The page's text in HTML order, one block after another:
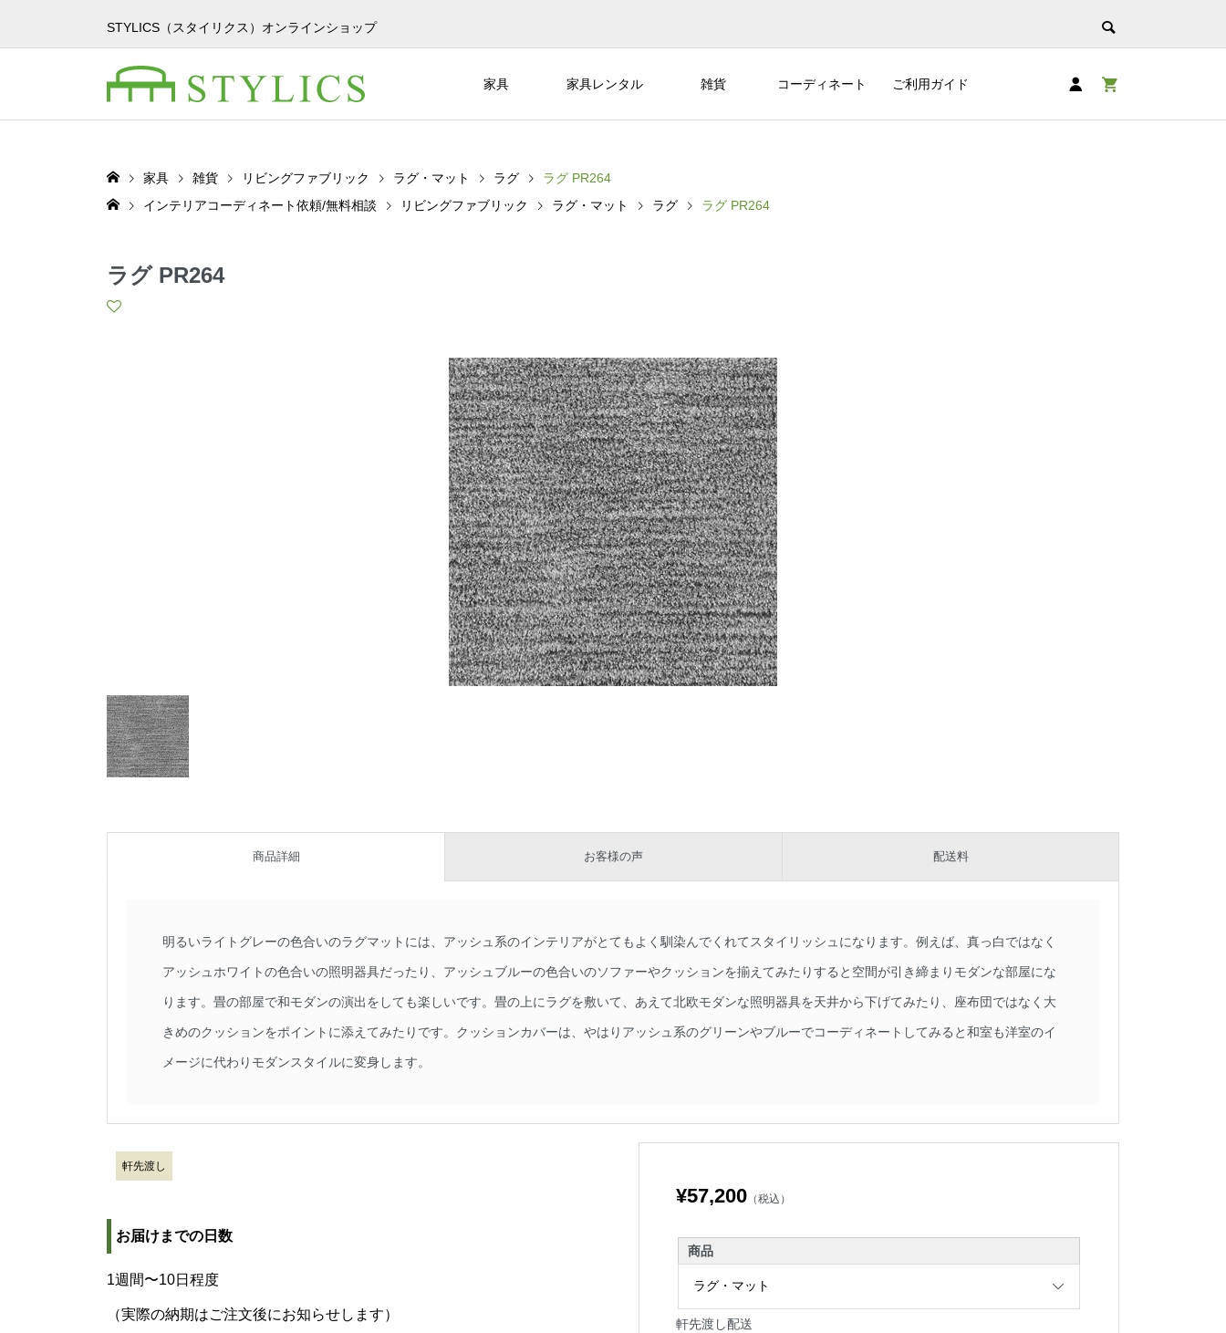
STYLICS（スタイリクス）オンラインショップ
家具 家具レンタル 雑貨 コーディネート ご利用ガイド
家具 雑貨 リビングファブリック ラグ・マット ラグ
ラグ PR264
インテリアコーディネート依頼/無料相談
リビングファブリック ラグ・マット ラグ ラグ PR264
ラグ PR264
商品詳細 お客様の声 配送料
明るいライトグレーの色合いのラグマットには、アッシュ系のインテリアがとてもよく馴染んでくれてスタイリッシュになります。例えば、真っ白ではなく
アッシュホワイトの色合いの照明器具だったり、アッシュブルーの色合いのソファーやクッションを揃えてみたりすると空間が引き締まりモダンな部屋にな
ります。畳の部屋で和モダンの演出をしても楽しいです。畳の上にラグを敷いて、あえて北欧モダンな照明器具を天井から下げてみたり、座布団ではなく大
きめのクッションをポイントに添えてみたりです。クッションカバーは、やはりアッシュ系のグリーンやブルーでコーディネートしてみると和室も洋室のイ
メージに代わりモダンスタイルに変身します。
軒先渡し
お届けまでの日数
1週間〜10日程度
（実際の納期はご注文後にお知らせします）
¥57,200（税込）
商品
軒先渡し配送